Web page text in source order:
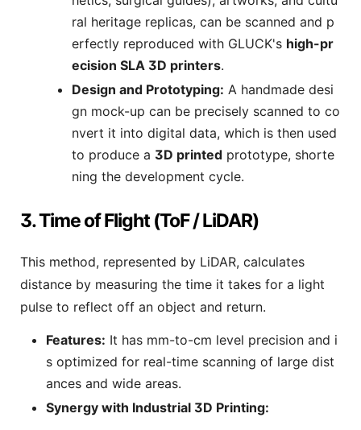
ral heritage replicas, can be scanned and p
erfectly reproduced with GLUCK's high-pr
ecision SLA 3D printers.
Design and Prototyping: A handmade desi
gn mock-up can be precisely scanned to co
nvert it into digital data, which is then used
to produce a 3D printed prototype, shorte
ning the development cycle.
3. Time of Flight (ToF / LiDAR)
This method, represented by LiDAR, calculates
distance by measuring the time it takes for a light
pulse to reflect off an object and return.
Features: It has mm-to-cm level precision and i
s optimized for real-time scanning of large dist
ances and wide areas.
Synergy with Industrial 3D Printing: